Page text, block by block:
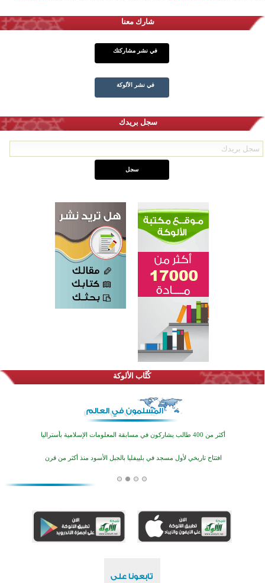
شارك معنا
في نشر مشاركتك
في نشر الألوكة
سجل بريدك
كُتَّاب الألوكة
اختتام الدورة التاسعة لمسابقة حفظ وتلاوة القرآن الكريم في أزناكاييف
تيسليتش تختتم برنامجا تعليميا لتعزيز القيم وبناء الشخصية للشباب المسلمين
اختتام منافسات قرآنية متميزة في بنغلاديش بمشاركة 3000 متسابق
افتتاح تاريخي لأول مسجد في بلييفليا بالجبل الأسود منذ أكثر من قرن
منطقة ريبوفسي تحتفل بميلاد مسجد جديد في أجواء إيمانية مميزة
أكبر مشروع إسلامي في ريف أستراليا يفتتح أبوابه بعد سنوات من العمل والعطاء
اختتام الدورة التاسعة لمسابقة حفظ وتلاوة القرآن الكريم في أزناكاييف